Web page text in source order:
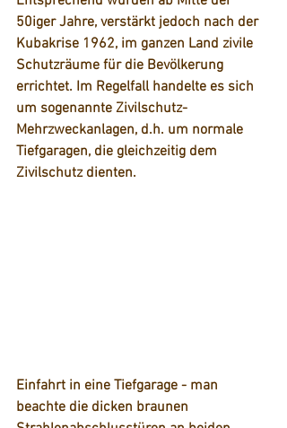
50iger Jahre, verstärkt jedoch nach der
Kubakrise 1962, im ganzen Land zivile
Schutzräume für die Bevölkerung
errichtet. Im Regelfall handelte es sich
um sogenannte Zivilschutz-
Mehrzweckanlagen, d.h. um normale
Tiefgaragen, die gleichzeitig dem
Zivilschutz dienten.
Einfahrt in eine Tiefgarage - man
beachte die dicken braunen